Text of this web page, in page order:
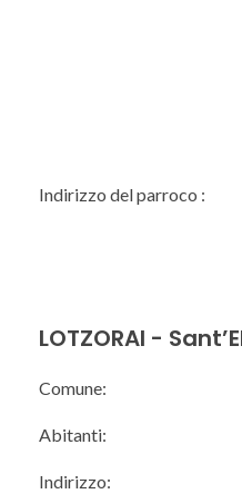
Indirizzo del parroco :
LOTZORAI -
Comune:
Abitanti:
Indirizzo: